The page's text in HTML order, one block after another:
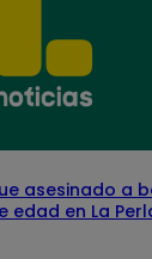
asesinado a
edad en La